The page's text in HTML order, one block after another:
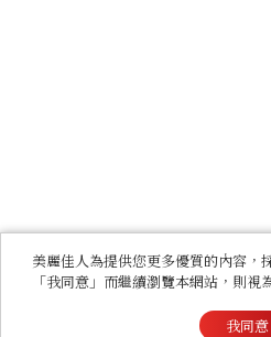
美麗佳人為提供您更多優質的內容，
「我同意」而繼續瀏覽本網站，則視
我同意